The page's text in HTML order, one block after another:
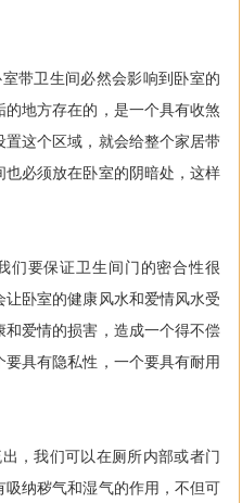
带卫生间必然会影响到卧室的
地方存在的，是一个具有收煞
这个区域，就会给整个家居带
必须放在卧室的阴暗处，这样
们要保证卫生间门的密合性很
卧室的健康风水和爱情风水受
爱情的损害，造成一个得不偿
具有隐私性，一个要具有耐用
，我们可以在厕所内部或者门
纳秽气和湿气的作用，不但可